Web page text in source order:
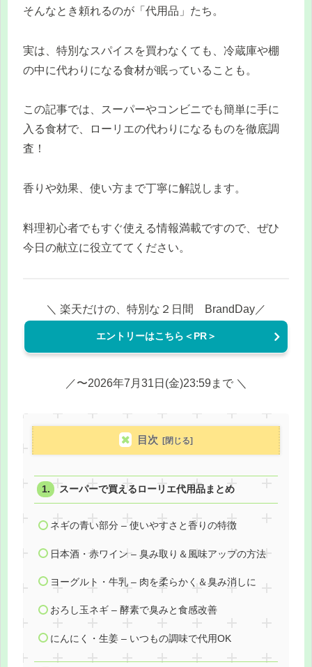
そんなとき頼れるのが「代用品」たち。
実は、特別なスパイスを買わなくても、冷蔵庫や棚
の中に代わりになる食材が眠っていることも。
この記事では、スーパーやコンビニでも簡単に手に
入る食材で、ローリエの代わりになるものを徹底調
査！
香りや効果、使い方まで丁寧に解説します。
料理初心者でもすぐ使える情報満載ですので、ぜひ
今日の献立に役立ててください。
＼ 楽天だけの、特別な２日間 BrandDay／
エントリーはこちら＜PR＞
／〜2026年7月31日(金)23:59まで ＼
目次
スーパーで買えるローリエ代用品まとめ
ネギの青い部分 – 使いやすさと香りの特徴
日本酒・赤ワイン – 臭み取り＆風味アップの方法
ヨーグルト・牛乳 – 肉を柔らかく＆臭み消しに
おろし玉ネギ – 酵素で臭みと食感改善
にんにく・生姜 – いつもの調味で代用OK